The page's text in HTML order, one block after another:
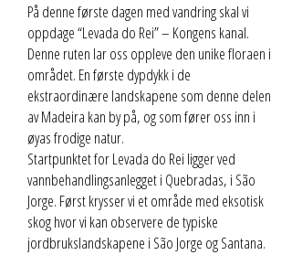
På denne første dagen med vandring skal vi
oppdage “Levada do Rei” – Kongens kanal.
Denne ruten lar oss oppleve den unike floraen i
området. En første dypdykk i de
ekstraordinære landskapene som denne delen
av Madeira kan by på, og som fører oss inn i
øyas frodige natur.
Startpunktet for Levada do Rei ligger ved
vannbehandlingsanlegget i Quebradas, i São
Jorge. Først krysser vi et område med eksotisk
skog hvor vi kan observere de typiske
jordbrukslandskapene i São Jorge og Santana.